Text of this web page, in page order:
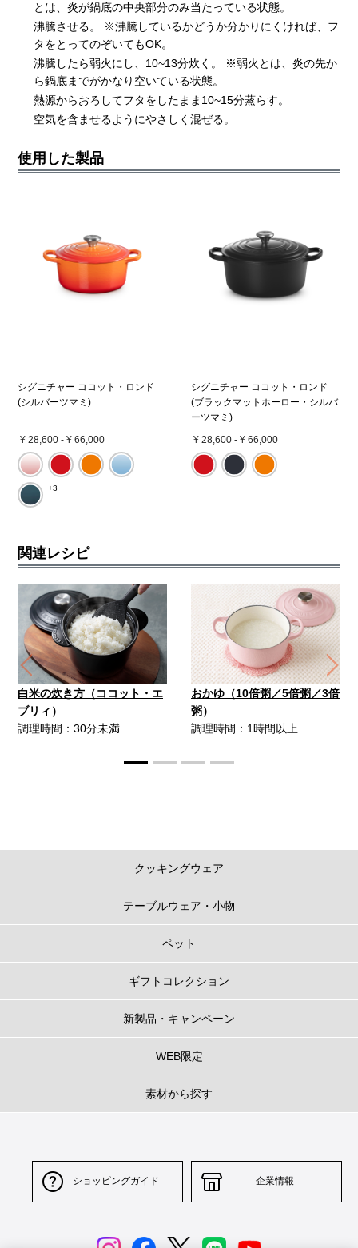
とは、炎が鍋底の中央部分のみ当たっている状態。
沸騰させる。 ※沸騰しているかどうか分かりにくければ、フ
タをとってのぞいてもOK。
沸騰したら弱火にし、10~13分炊く。 ※弱火とは、炎の先か
ら鍋底までがかなり空いている状態。
熱源からおろしてフタをしたまま10~15分蒸らす。
空気を含ませるようにやさしく混ぜる。
使用した製品
シグニチャー ココット・ロンド
(シルバーツマミ)
¥ 28,600 - ¥ 66,000
+3
シグニチャー ココット・ロンド
(ブラックマットホーロー・シルバ
ーツマミ)
¥ 28,600 - ¥ 66,000
関連レシピ
白米の炊き方（ココット・エ
ブリィ）
調理時間：30分未満
おかゆ（10倍粥／5倍粥／3倍
粥）
調理時間：1時間以上
Previous
クッキングウェア
テーブルウェア・小物
ペット
ギフトコレクション
新製品・キャンペーン
WEB限定
素材から探す
ショッピングガイド 企業情報